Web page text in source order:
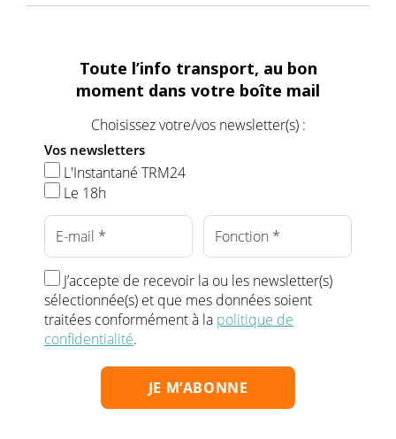
Toute l’info transport, au bon
moment dans votre boîte mail
Choisissez votre/vos newsletter(s) :
Vos newsletters
L'Instantané TRM24
Le 18h
J’accepte de recevoir la ou les newsletter(s)
sélectionnée(s) et que mes données soient
traitées conformément à la politique de
confidentialité.